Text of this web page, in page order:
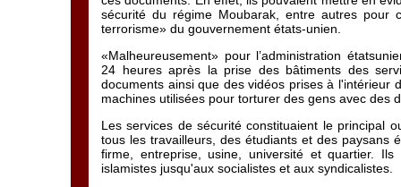
sécurité du régime Moubarak, entre autres
terrorisme» du gouvernement états-unien.
«Malheureusement» pour l’administration
24 heures après la prise des bâtiments des
documents ainsi que des vidéos prises à l'intérieur
machines utilisées pour torturer des gens avec des
Les services de sécurité constituaient le principal
tous les travailleurs, des étudiants et des paysans
firme, entreprise, usine, université et quartier.
islamistes jusqu'aux socialistes et aux syndicalistes.